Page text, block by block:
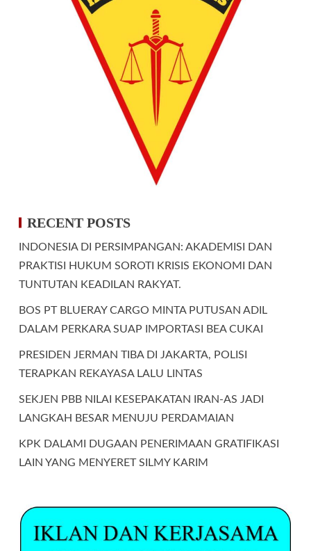
RECENT POSTS
INDONESIA DI PERSIMPANGAN: AKADEMISI DAN
PRAKTISI HUKUM SOROTI KRISIS EKONOMI DAN
TUNTUTAN KEADILAN RAKYAT.
BOS PT BLUERAY CARGO MINTA PUTUSAN ADIL
DALAM PERKARA SUAP IMPORTASI BEA CUKAI
PRESIDEN JERMAN TIBA DI JAKARTA, POLISI
TERAPKAN REKAYASA LALU LINTAS
SEKJEN PBB NILAI KESEPAKATAN IRAN-AS JADI
LANGKAH BESAR MENUJU PERDAMAIAN
KPK DALAMI DUGAAN PENERIMAAN GRATIFIKASI
LAIN YANG MENYERET SILMY KARIM